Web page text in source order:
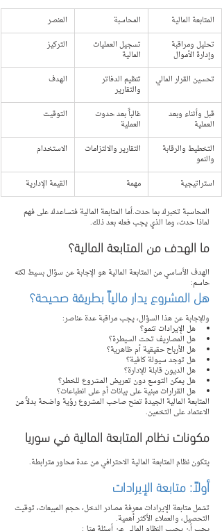
العنصر المحاسبة
المتابعة المالية
التركيز
تسجيل العمليات
المالية
تحليل ومراقبة
وإدارة الأموال
الهدف
تنظيم الدفاتر
والتقارير
تحسين القرار المالي
التوقيت غالباً بعد حدوث
العملية
قبل وأثناء وبعد
العملية
الاستخدام
التقارير والالتزامات التخطيط والرقابة
والنمو
القيمة الإدارية
مهمة استراتيجية
المحاسبة تخبرك بما حدث.أما المتابعة المالية فتساعدك على فهم
لماذا حدث، وما الذي يجب فعله بعد ذلك.
ما الهدف من المتابعة المالية؟
الهدف الأساسي من المتابعة المالية هو الإجابة عن سؤال بسيط لكنه
حاسم:
هل المشروع يدار مالياً بطريقة صحيحة؟
وللإجابة عن هذا السؤال، يجب مراقبة عدة عناصر:
هل الإيرادات تنمو؟
هل المصاريف تحت السيطرة؟
هل الأرباح حقيقية أم ظاهرية؟
هل توجد سيولة كافية؟
هل الديون قابلة للإدارة؟
هل يمكن التوسع دون تعريض المشروع للخطر؟
هل القرارات مبنية على بيانات أم على انطباعات؟
المتابعة المالية الجيدة تمنح صاحب المشروع رؤية واضحة بدلاً من
الاعتماد على التخمين.
مكونات نظام المتابعة المالية في سوريا
يتكون نظام المتابعة المالية الاحترافي من عدة محاور مترابطة.
أولاً: متابعة الإيرادات
تشمل متابعة الإيرادات معرفة مصادر الدخل، حجم المبيعات، توقيت
التحصيل، والعملاء الأكثر أهمية.